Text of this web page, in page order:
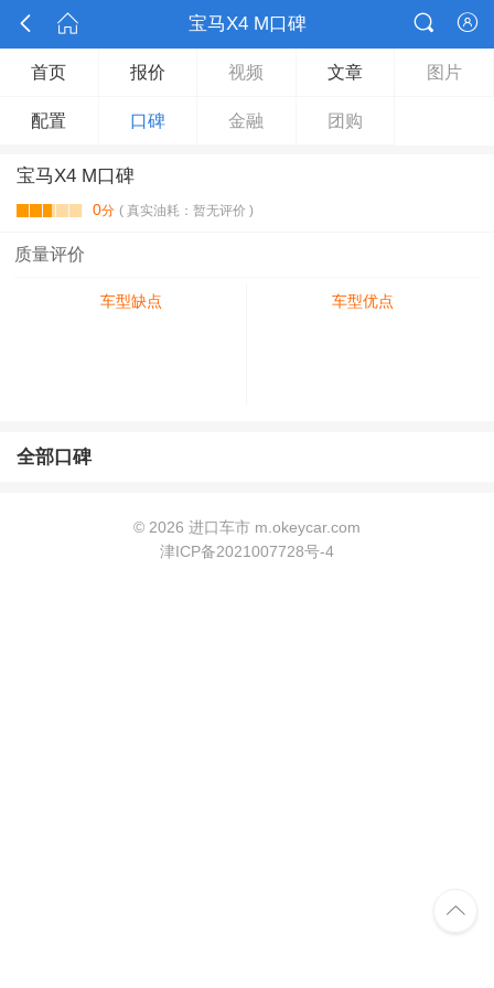
  宝马X4 M口碑 

首页 报价 视频 文章 图片
配置 口碑 金融 团购
宝马X4 M口碑
0分 ( 真实油耗：暂无评价 )
质量评价
车型缺点 车型优点
全部口碑
© 2026 进口车市 m.okeycar.com
津ICP备2021007728号-4
